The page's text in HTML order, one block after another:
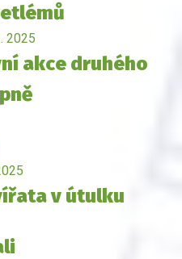
2025
akce druhého
v útulku